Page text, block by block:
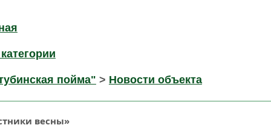
пойма" > Новости объекта
весны»